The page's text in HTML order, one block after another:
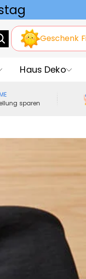
Geschenk
Haus Deko
sparen